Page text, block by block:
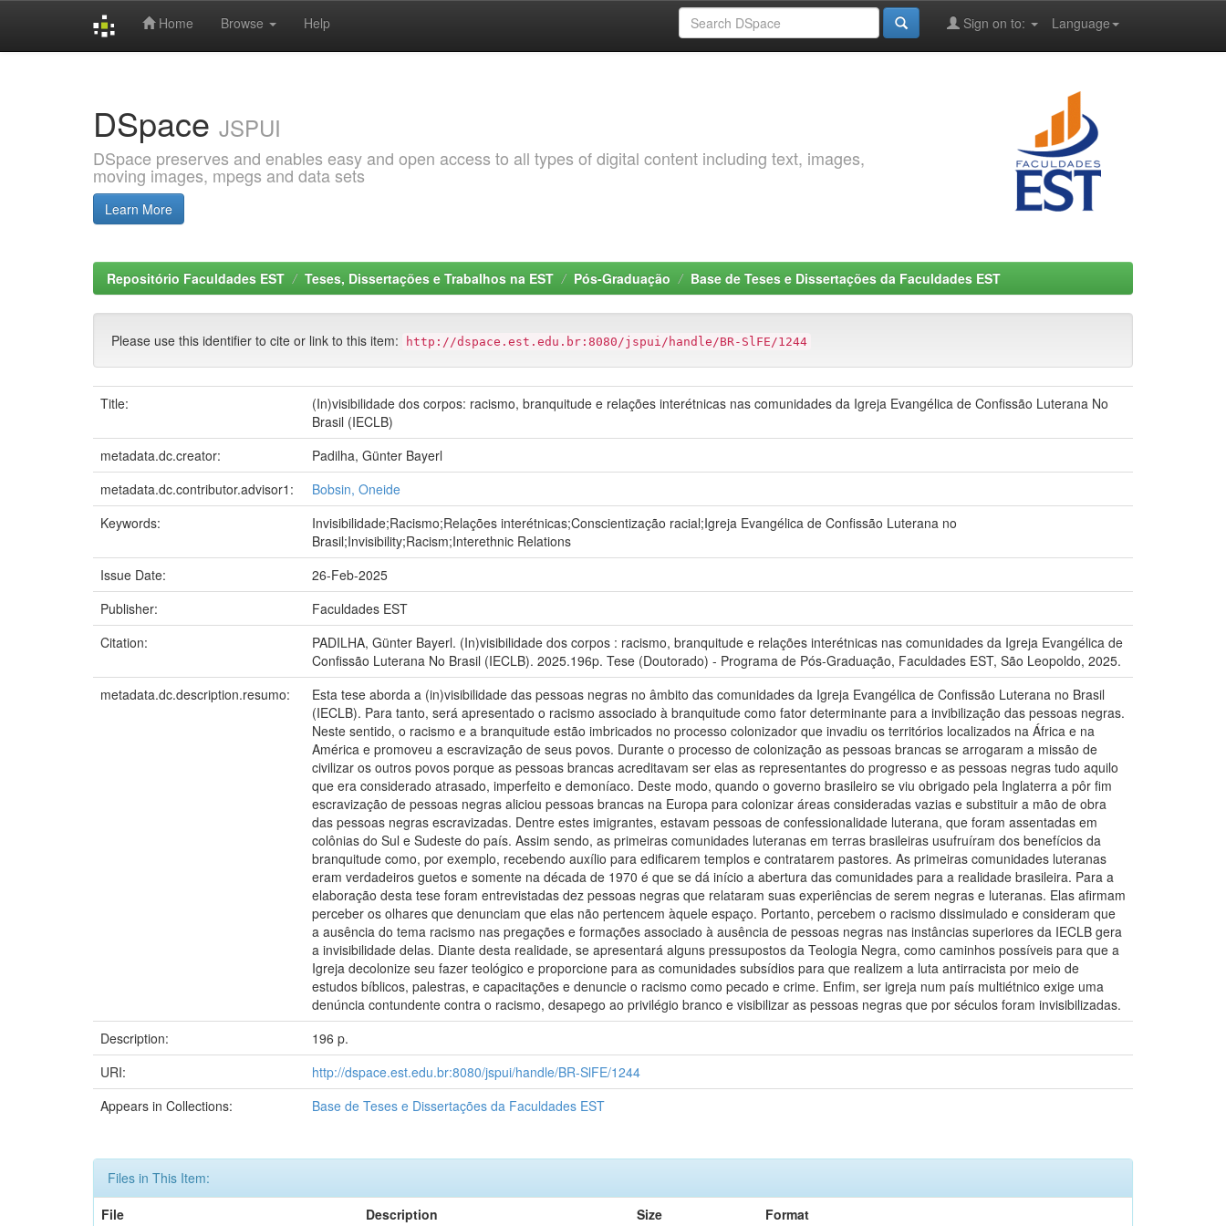
Home Browse Help Language
Sign on to:
DSpace JSPUI
DSpace preserves and enables easy and open access to all types of digital content including text, images,
moving images, mpegs and data sets
Learn More
Repositório Faculdades EST Teses, Dissertações e Trabalhos na EST Pós-Graduação Base de Teses e Dissertações da Faculdades EST
Please use this identifier to cite or link to this item: http://dspace.est.edu.br:8080/jspui/handle/BR-SlFE/1244
Title:
(In)visibilidade dos corpos: racismo, branquitude e relações interétnicas nas comunidades da Igreja Evangélica de Confissão Luterana No
Brasil (IECLB)
metadata.dc.creator:
Padilha, Günter Bayerl
metadata.dc.contributor.advisor1:
Bobsin, Oneide
Keywords:
Invisibilidade;Racismo;Relações interétnicas;Conscientização racial;Igreja Evangélica de Confissão Luterana no
Brasil;Invisibility;Racism;Interethnic Relations
Issue Date:
26-Feb-2025
Publisher:
Faculdades EST
Citation:
PADILHA, Günter Bayerl. (In)visibilidade dos corpos : racismo, branquitude e relações interétnicas nas comunidades da Igreja Evangélica de
Confissão Luterana No Brasil (IECLB). 2025.196p. Tese (Doutorado) - Programa de Pós-Graduação, Faculdades EST, São Leopoldo, 2025.
metadata.dc.description.resumo:
Esta tese aborda a (in)visibilidade das pessoas negras no âmbito das comunidades da Igreja Evangélica de Confissão Luterana no Brasil
(IECLB). Para tanto, será apresentado o racismo associado à branquitude como fator determinante para a invibilização das pessoas negras.
Neste sentido, o racismo e a branquitude estão imbricados no processo colonizador que invadiu os territórios localizados na África e na
América e promoveu a escravização de seus povos. Durante o processo de colonização as pessoas brancas se arrogaram a missão de
civilizar os outros povos porque as pessoas brancas acreditavam ser elas as representantes do progresso e as pessoas negras tudo aquilo
que era considerado atrasado, imperfeito e demoníaco. Deste modo, quando o governo brasileiro se viu obrigado pela Inglaterra a pôr fim
escravização de pessoas negras aliciou pessoas brancas na Europa para colonizar áreas consideradas vazias e substituir a mão de obra
das pessoas negras escravizadas. Dentre estes imigrantes, estavam pessoas de confessionalidade luterana, que foram assentadas em
colônias do Sul e Sudeste do país. Assim sendo, as primeiras comunidades luteranas em terras brasileiras usufruíram dos benefícios da
branquitude como, por exemplo, recebendo auxílio para edificarem templos e contratarem pastores. As primeiras comunidades luteranas
eram verdadeiros guetos e somente na década de 1970 é que se dá início a abertura das comunidades para a realidade brasileira. Para a
elaboração desta tese foram entrevistadas dez pessoas negras que relataram suas experiências de serem negras e luteranas. Elas afirmam
perceber os olhares que denunciam que elas não pertencem àquele espaço. Portanto, percebem o racismo dissimulado e consideram que
a ausência do tema racismo nas pregações e formações associado à ausência de pessoas negras nas instâncias superiores da IECLB gera
a invisibilidade delas. Diante desta realidade, se apresentará alguns pressupostos da Teologia Negra, como caminhos possíveis para que a
Igreja decolonize seu fazer teológico e proporcione para as comunidades subsídios para que realizem a luta antirracista por meio de
estudos bíblicos, palestras, e capacitações e denuncie o racismo como pecado e crime. Enfim, ser igreja num país multiétnico exige uma
denúncia contundente contra o racismo, desapego ao privilégio branco e visibilizar as pessoas negras que por séculos foram invisibilizadas.
Description:
196 p.
URI:
http://dspace.est.edu.br:8080/jspui/handle/BR-SlFE/1244
Appears in Collections:
Base de Teses e Dissertações da Faculdades EST
Files in This Item:
File
Description Size Format